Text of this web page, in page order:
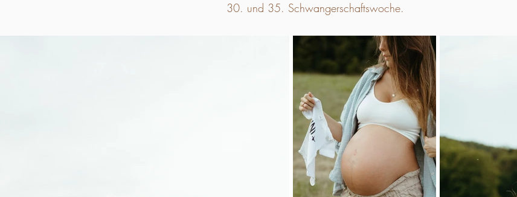
30. und 35. Schwangerschaftswoche.